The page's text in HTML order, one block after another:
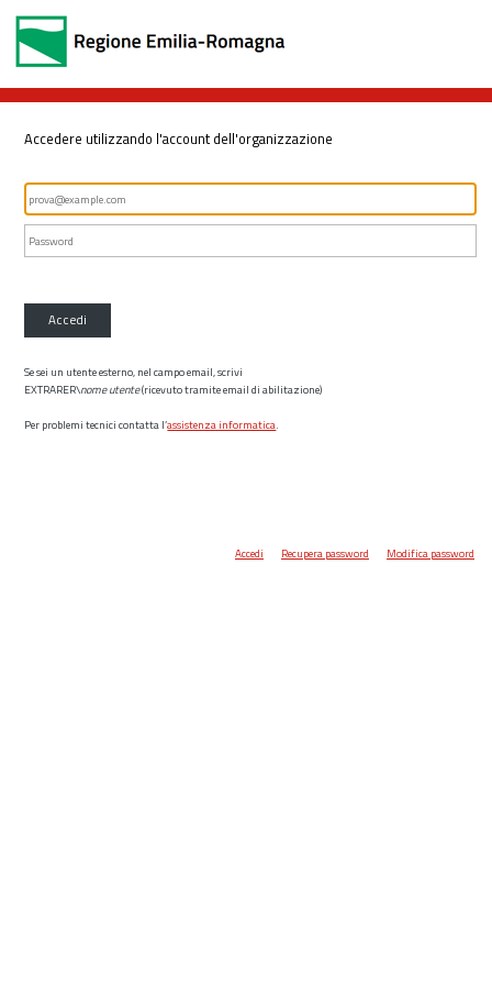
Accedere utilizzando l'account dell'organizzazione
Accedi
Se sei un utente esterno, nel campo email, scrivi
EXTRARER\nome utente(ricevuto tramite email di abilitazione)
Per problemi tecnici contatta l’assistenza informatica.
Accedi Recupera password Modifica password